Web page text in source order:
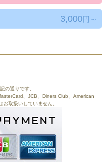
3,000円～
の通りです。
、JCB、Diners Club、American
取扱いしていません。